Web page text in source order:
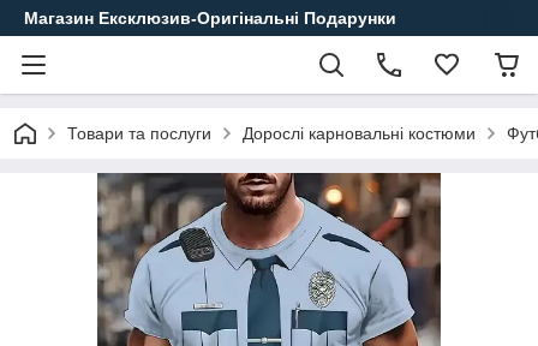
Магазин Ексклюзив-Оригінальні Подарунки
Товари та послуги Дорослі карновальні костюми